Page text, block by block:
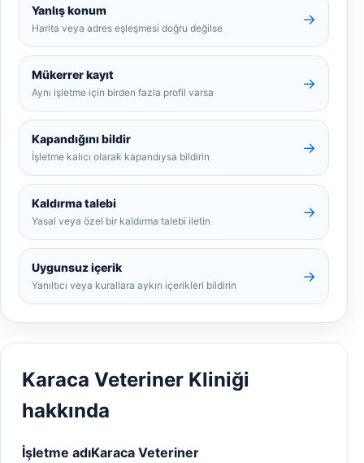
Yanlış konum
Harita veya adres eşleşmesi doğru değilse
→
Mükerrer kayıt
Aynı işletme için birden fazla profil varsa
→
Kapandığını bildir
İşletme kalıcı olarak kapandıysa bildirin
→
Kaldırma talebi
Yasal veya özel bir kaldırma talebi iletin
→
Uygunsuz içerik
Yanıltıcı veya kurallara aykırı içerikleri bildirin
→
Karaca Veteriner Kliniği
hakkında
İşletme adıKaraca Veteriner